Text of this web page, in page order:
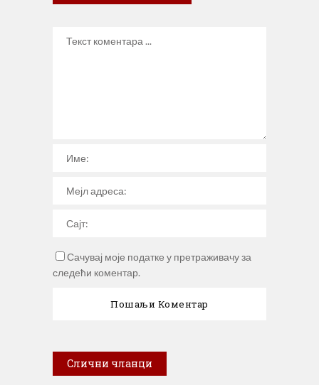
Сачувај моје податке у претраживачу за
следећи коментар.
Слични чланци